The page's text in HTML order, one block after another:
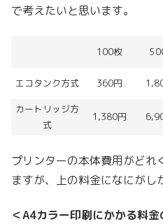
で考えたいと思います。
100枚
エコタンク方式 360円
カートリッジ方
式
1,380円
プリンターの本体費用がど
ますが、上の料金になにがし
＜A4カラー印刷にかかる料金